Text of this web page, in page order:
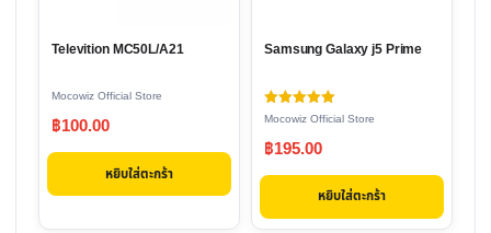
Televition MC50L/A21
Mocowiz Official Store
฿100.00
หยิบใส่ตะกร้า
Samsung Galaxy j5 Prime
ให้คะแนน
ตั้งแต่ 1-5
คะแนน
Mocowiz Official Store
฿195.00
หยิบใส่ตะกร้า